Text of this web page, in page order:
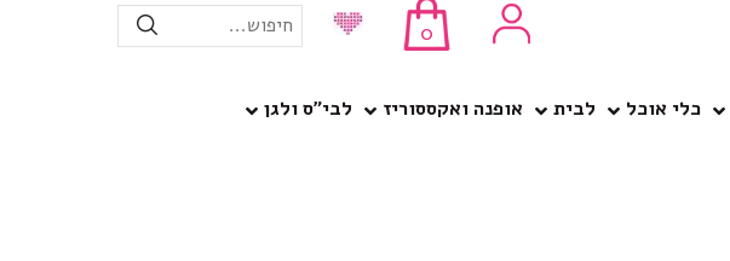
0 חיפוש...
כלי אוכל לבית אופנה ואקססוריז
לבי”ס ולגן